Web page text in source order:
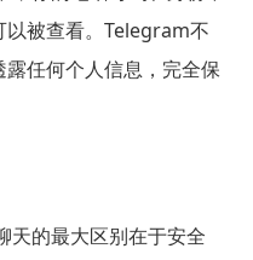
被查看。Telegram不
任何个人信息，完全保
天的最大区别在于安全